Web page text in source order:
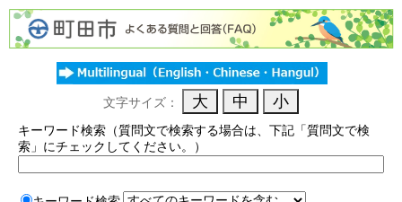
文字サイズ：
キーワード検索（質問文で検索する場合は、下記「質問文で検
索」にチェックしてください。）